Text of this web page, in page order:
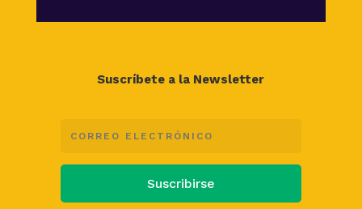
Suscríbete a la Newsletter
Suscribirse